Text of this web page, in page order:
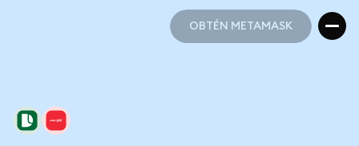
OBTÉN METAMASK